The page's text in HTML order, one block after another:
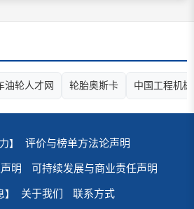
油轮人才网 轮胎奥斯卡 中国工程机
】 评价与榜单方法论声明
明 可持续发展与商业责任声明
】 关于我们 联系方式